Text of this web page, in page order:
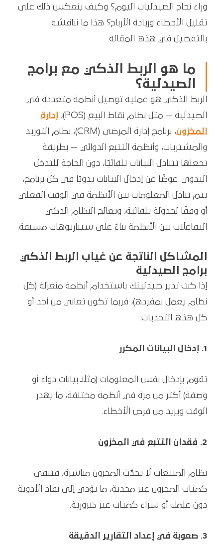
وراء نجاح الصيدليات اليوم؟ وكيف ينعكس ذلك على
تقليل الأخطاء وزيادة الأرباح؟ هذا ما نناقشه
بالتفصيل في هذه المقالة.
ما هو الربط الذكي مع برامج
الصيدلية؟
الربط الذكي هو عملية توصيل أنظمة متعددة في
الصيدلية — مثل نظام نقاط البيع (POS)،
إدارة
المخزون
، برنامج إدارة المرضى (CRM)، نظام التوريد
والمشتريات، وأنظمة التتبع الدوائي — بطريقة
تجعلها تتبادل البيانات تلقائيًا، دون الحاجة للتدخل
اليدوي. عوضًا عن إدخال البيانات يدويًا في كل برنامج،
يتم تبادل المعلومات بين الأنظمة في الوقت الفعلي
أو وفقًا لجدولة تلقائية، ويعالج النظام الذكي
التفاعلات بين الأنظمة بناءً على سيناريوهات مسبقة.
المشاكل الناتجة عن غياب الربط الذكي
برامج الصيدلية
إذا كنت تدير صيدليتك باستخدام أنظمة منعزلة (كل
نظام يعمل بمفرده)، فربما تكون تعاني من أحد أو
كل هذه التحديات:
1. إدخال البيانات المكرر
تقوم بإدخال نفس المعلومات (مثلاً بيانات دواء أو
وصفة) أكثر من مرة في أنظمة مختلفة، ما يهدر
الوقت ويزيد من فرص الأخطاء.
2. فقدان التتبع في المخزون
نظام المبيعات لا يحدّث المخزون مباشرة، فتبقى
كميات المخزون غير محدثة، ما يؤدي إلى نفاد الأدوية
دون علمك أو شراء كميات غير ضرورية.
3. صعوبة في إعداد التقارير الدقيقة